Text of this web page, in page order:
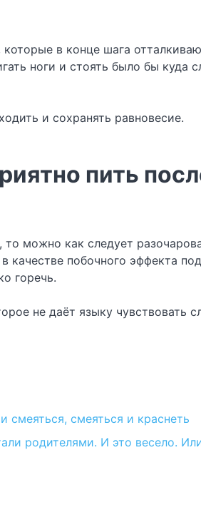
в конце шага
ноги и стоять было бы
и сохранять равновесие.
пить
то можно как следует
качестве побочного эффекта
горечь.
не даёт языку чувствовать
смеяться, смеяться и краснеть
родителями. И это весело.